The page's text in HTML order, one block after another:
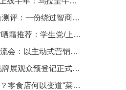
2026防脱洗发水综合测评：一份绕过智商税的选购白皮书
2026 年 10 款好用防晒霜推荐：学生党/上班族/熟龄肌各价位适配清单
鲸鸿动能金融行业交流会：以主动式营销框架，破解保险、信贷、券商差异化难题
2026广州国际自有品牌展观众预登记正式开启！立足华南，链接全球
卖零食的尽头是卖菜？零食店何以变道“菜市场”？